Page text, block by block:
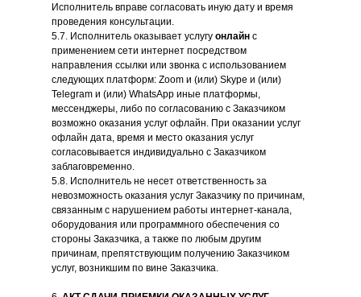
Исполнитель вправе согласовать иную дату и время
проведения консультации.
5.7. Исполнитель оказывает услугу онлайн с
применением сети интернет посредством
направления ссылки или звонка с использованием
следующих платформ: Zoom и (или) Skype и (или)
Telegram и (или) WhatsApp иные платформы,
мессенджеры, либо по согласованию с Заказчиком
возможно оказания услуг офлайн. При оказании услуг
офлайн дата, время и место оказания услуг
согласовывается индивидуально с Заказчиком
заблаговременно.
5.8. Исполнитель не несет ответственность за
невозможность оказания услуг Заказчику по причинам,
связанным с нарушением работы интернет-канала,
оборудования или программного обеспечения со
стороны Заказчика, а также по любым другим
причинам, препятствующим получению Заказчиком
услуг, возникшим по вине Заказчика.